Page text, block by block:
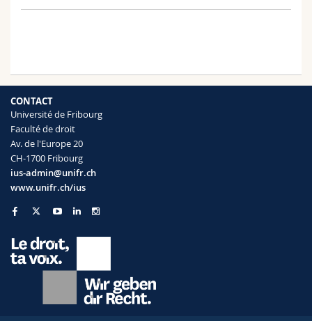
CONTACT
Université de Fribourg
Faculté de droit
Av. de l'Europe 20
CH-1700 Fribourg
ius-admin@unifr.ch
www.unifr.ch/ius